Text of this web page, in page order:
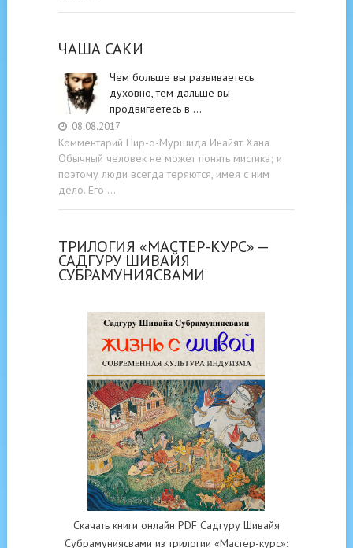
ЧАША САКИ
Чем больше вы развиваетесь
духовно, тем дальше вы
продвигаетесь в …
08.08.2017
Комментарий Пир-о-Муршида Инайят Хана
Обычный человек не может понять мистика; и
поэтому люди всегда теряются, имея с ним
дело. Его …
ТРИЛОГИЯ «МАСТЕР-КУРС» —
САДГУРУ ШИВАЙЯ
СУБРАМУНИЯСВАМИ
Скачать книги онлайн PDF Садгуру Шивайя
Субрамуниясвами из трилогии «Мастер-курс»: